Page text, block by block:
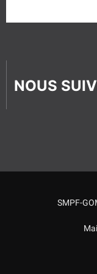
NOUS
SMPF-